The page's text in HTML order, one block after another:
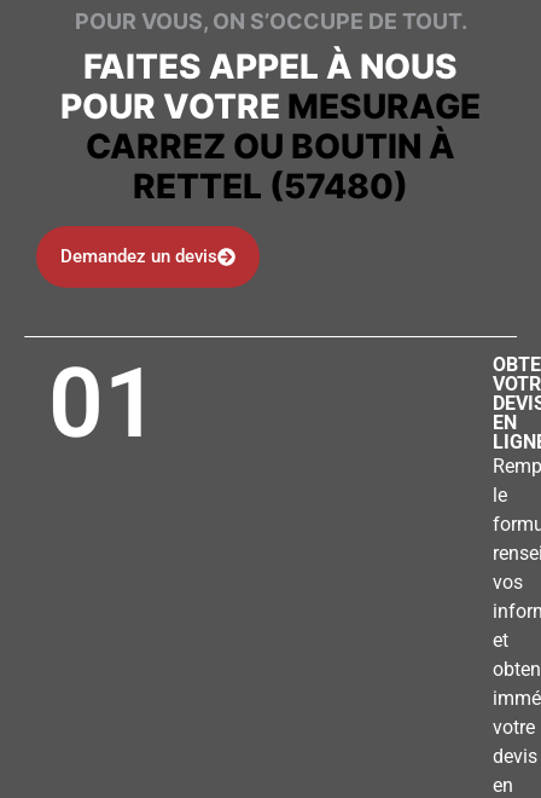
POUR VOUS, ON S’OCCUPE DE TOUT.
FAITES APPEL À NOUS
POUR VOTRE MESURAGE
CARREZ OU BOUTIN À
RETTEL (57480)
Demandez un devis
01
EN
le
vos
et
votre
devis
en